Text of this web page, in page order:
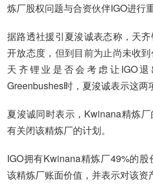
炼厂股权问题与合资伙伴IGO进行
据路透社援引夏浚诚表态称，天
开放态度，但到目前为止尚未收
天齐锂业是否会考虑让IGO
Greenbushes时，夏浚诚表示这两
夏浚诚同时表示，Kwinana精炼
有关闭该精炼厂的计划。
IGO拥有Kwinana精炼厂49%的
该精炼厂账面价值，并表示对该资